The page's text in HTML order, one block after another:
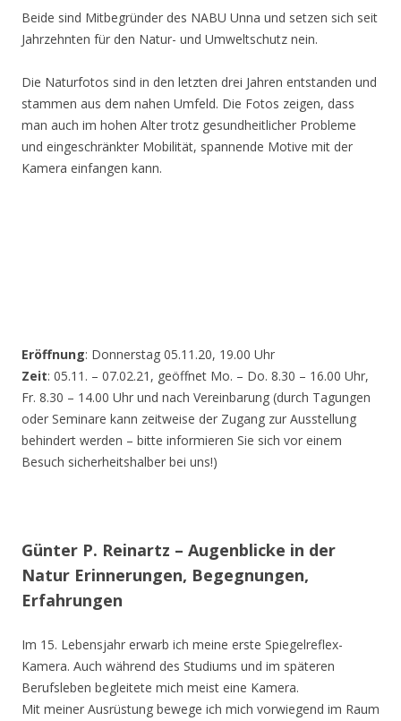
Beide sind Mitbegründer des NABU Unna und setzen sich seit
Jahrzehnten für den Natur- und Umweltschutz nein.
Die Naturfotos sind in den letzten drei Jahren entstanden und
stammen aus dem nahen Umfeld. Die Fotos zeigen, dass
man auch im hohen Alter trotz gesundheitlicher Probleme
und eingeschränkter Mobilität, spannende Motive mit der
Kamera einfangen kann.
Eröffnung: Donnerstag 05.11.20, 19.00 Uhr
Zeit: 05.11. – 07.02.21, geöffnet Mo. – Do. 8.30 – 16.00 Uhr,
Fr. 8.30 – 14.00 Uhr und nach Vereinbarung (durch Tagungen
oder Seminare kann zeitweise der Zugang zur Ausstellung
behindert werden – bitte informieren Sie sich vor einem
Besuch sicherheitshalber bei uns!)
Günter P. Reinartz – Augenblicke in der
Natur Erinnerungen, Begegnungen,
Erfahrungen
Im 15. Lebensjahr erwarb ich meine erste Spiegelreflex-
Kamera. Auch während des Studiums und im späteren
Berufsleben begleitete mich meist eine Kamera.
Mit meiner Ausrüstung bewege ich mich vorwiegend im Raum